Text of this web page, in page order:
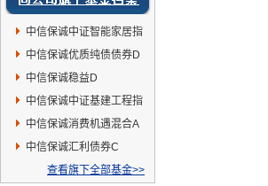
中信保诚中证智能家居指
数(LOF)E
中信保诚优质纯债债券D
中信保诚稳益D
中信保诚中证基建工程指
数(LOF)E
中信保诚消费机遇混合A
中信保诚汇利债券C
查看旗下全部基金>>